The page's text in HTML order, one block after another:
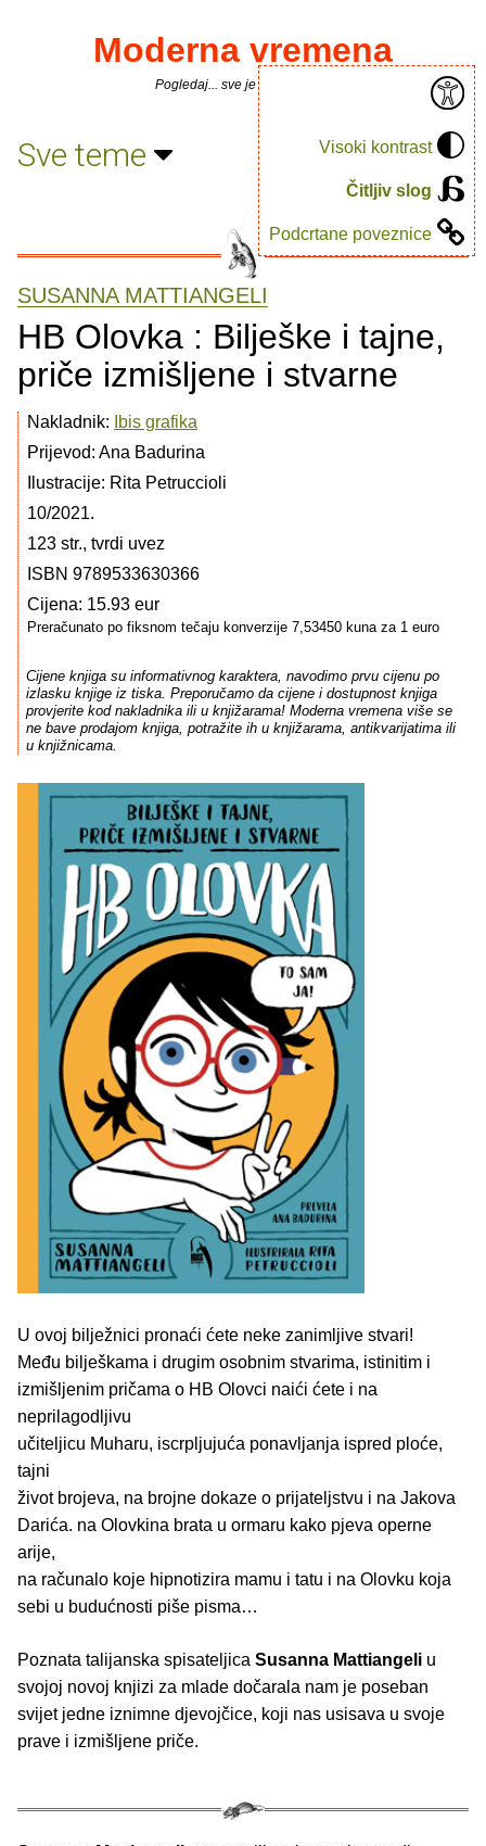
Visoki kontrast
Čitljiv slog
Podcrtane poveznice
Moderna vremena
Pogledaj... sve je puno knjiga.
Sve teme
SUSANNA MATTIANGELI
HB Olovka : Bilješke i tajne,
priče izmišljene i stvarne
Nakladnik:
Ibis grafika
Prijevod: Ana Badurina
Ilustracije: Rita Petruccioli
10/2021.
123 str., tvrdi uvez
ISBN 9789533630366
Cijena: 15.93 eur
Preračunato po fiksnom tečaju konverzije 7,53450 kuna za 1 euro
Cijene knjiga su informativnog karaktera, navodimo prvu cijenu po
izlasku knjige iz tiska. Preporučamo da cijene i dostupnost knjiga
provjerite kod nakladnika ili u knjižarama! Moderna vremena više se
ne bave prodajom knjiga, potražite ih u knjižarama, antikvarijatima ili
u knjižnicama.
U ovoj bilježnici pronaći ćete neke zanimljive stvari!
Među bilješkama i drugim osobnim stvarima, istinitim i
izmišljenim pričama o HB Olovci naići ćete i na
neprilagodljivu
učiteljicu Muharu, iscrpljujuća ponavljanja ispred ploće,
tajni
život brojeva, na brojne dokaze o prijateljstvu i na Jakova
Darića. na Olovkina brata u ormaru kako pjeva operne
arije,
na računalo koje hipnotizira mamu i tatu i na Olovku koja
sebi u budućnosti piše pisma…
Poznata talijanska spisateljica Susanna Mattiangeli u
svojoj novoj knjizi za mlade dočarala nam je poseban
svijet jedne iznimne djevojčice, koji nas usisava u svoje
prave i izmišljene priče.